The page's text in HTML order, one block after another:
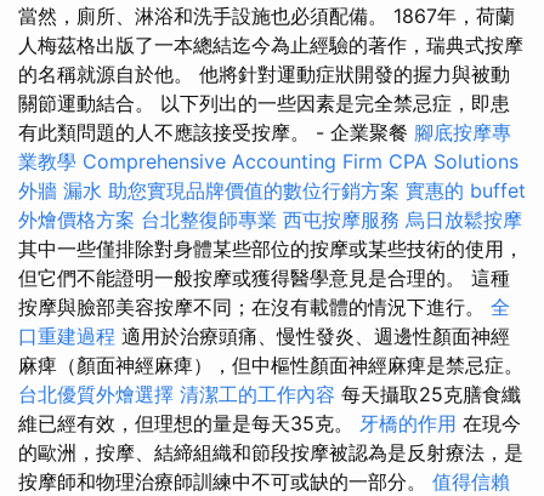
當然，廁所、淋浴和洗手設施也必須配備。 1867年，荷蘭
人梅茲格出版了一本總結迄今為止經驗的著作，瑞典式按摩
的名稱就源自於他。 他將針對運動症狀開發的握力與被動
關節運動結合。 以下列出的一些因素是完全禁忌症，即患
有此類問題的人不應該接受按摩。 - 企業聚餐 腳底按摩專
業教學 Comprehensive Accounting Firm CPA Solutions
外牆 漏水 助您實現品牌價值的數位行銷方案 實惠的 buffet
外燴價格方案 台北整復師專業 西屯按摩服務 烏日放鬆按摩
其中一些僅排除對身體某些部位的按摩或某些技術的使用，
但它們不能證明一般按摩或獲得醫學意見是合理的。 這種
按摩與臉部美容按摩不同；在沒有載體的情況下進行。 全
口重建過程 適用於治療頭痛、慢性發炎、週邊性顏面神經
麻痺（顏面神經麻痺），但中樞性顏面神經麻痺是禁忌症。
台北優質外燴選擇 清潔工的工作內容 每天攝取25克膳食纖
維已經有效，但理想的量是每天35克。 牙橋的作用 在現今
的歐洲，按摩、結締組織和節段按摩被認為是反射療法，是
按摩師和物理治療師訓練中不可或缺的一部分。 值得信賴